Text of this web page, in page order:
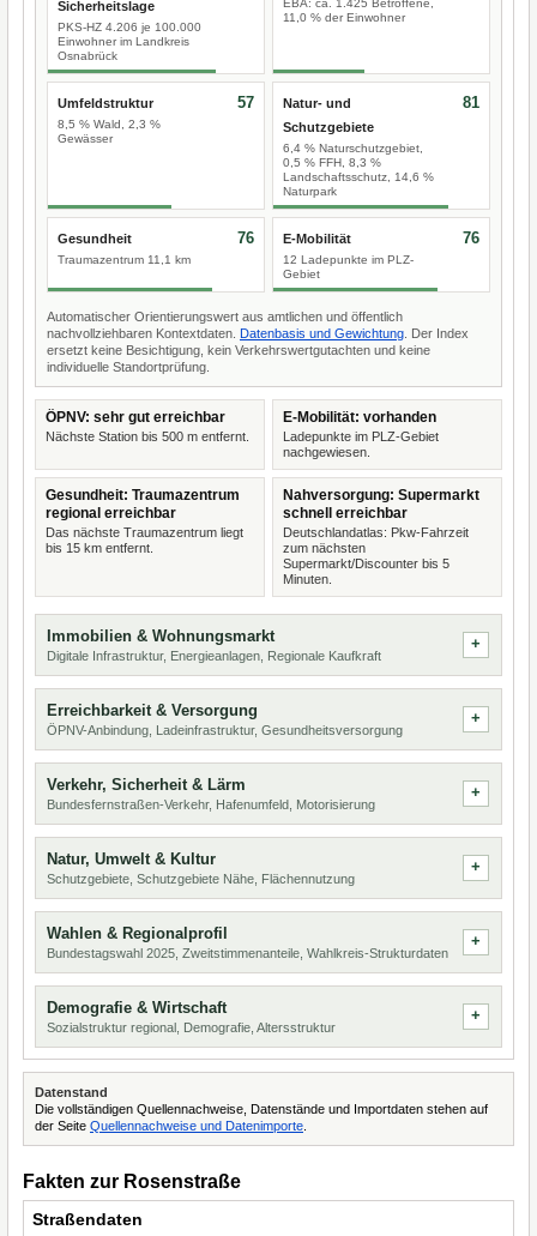
Sicherheitslage
PKS-HZ 4.206 je 100.000
Einwohner im Landkreis
Osnabrück
EBA: ca. 1.425 Betroffene,
11,0 % der Einwohner
Umfeldstruktur
8,5 % Wald, 2,3 %
Gewässer
57
Natur- und
Schutzgebiete
6,4 % Naturschutzgebiet,
0,5 % FFH, 8,3 %
Landschaftsschutz, 14,6 %
Naturpark
81
Gesundheit
Traumazentrum 11,1 km
76 E-Mobilität
12 Ladepunkte im PLZ-
Gebiet
76
Automatischer Orientierungswert aus amtlichen und öffentlich
nachvollziehbaren Kontextdaten. Datenbasis und Gewichtung . Der Index
ersetzt keine Besichtigung, kein Verkehrswertgutachten und keine
individuelle Standortprüfung.
ÖPNV: sehr gut erreichbar
Nächste Station bis 500 m entfernt.
E-Mobilität: vorhanden
Ladepunkte im PLZ-Gebiet
nachgewiesen.
Gesundheit: Traumazentrum
regional erreichbar
Das nächste Traumazentrum liegt
bis 15 km entfernt.
Nahversorgung: Supermarkt
schnell erreichbar
Deutschlandatlas: Pkw-Fahrzeit
zum nächsten
Supermarkt/Discounter bis 5
Minuten.
Immobilien & Wohnungsmarkt
Digitale Infrastruktur, Energieanlagen, Regionale Kaufkraft
Erreichbarkeit & Versorgung
ÖPNV-Anbindung, Ladeinfrastruktur, Gesundheitsversorgung
Verkehr, Sicherheit & Lärm
Bundesfernstraßen-Verkehr, Hafenumfeld, Motorisierung
Natur, Umwelt & Kultur
Schutzgebiete, Schutzgebiete Nähe, Flächennutzung
Wahlen & Regionalprofil
Bundestagswahl 2025, Zweitstimmenanteile, Wahlkreis-Strukturdaten
Demografie & Wirtschaft
Sozialstruktur regional, Demografie, Altersstruktur
Datenstand
Die vollständigen Quellennachweise, Datenstände und Importdaten stehen auf
der Seite Quellennachweise und Datenimporte
Fakten zur Rosenstraße
Straßendaten